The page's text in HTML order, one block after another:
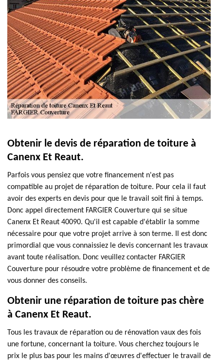
Obtenir le devis de réparation de toiture à
Canenx Et Reaut.
Parfois vous pensiez que votre financement n'est pas
compatible au projet de réparation de toiture. Pour cela il faut
avoir des experts en devis pour que le travail soit fini à temps.
Donc appel directement FARGIER Couverture qui se situe
Canenx Et Reaut 40090. Qu'il est capable d'établir la somme
nécessaire pour que votre projet arrive à son terme. Il est donc
primordial que vous connaissiez le devis concernant les travaux
avant toute réalisation. Donc veuillez contacter FARGIER
Couverture pour résoudre votre problème de financement et de
vous donner des conseils.
Obtenir une réparation de toiture pas chère
à Canenx Et Reaut.
Tous les travaux de réparation ou de rénovation vaux des fois
une fortune, concernant la toiture. Vous cherchez toujours le
prix le plus bas pour les mains d'œuvres d'effectuer le travail de